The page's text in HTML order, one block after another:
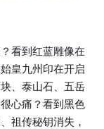
看到红蓝雕像在
皇九州印在开启
、泰山石、五岳
心痛？看到黑色
祖传秘钥消失，